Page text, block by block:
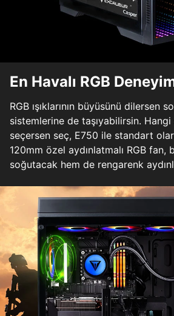
En Havalı RGB
RGB ışıklarının büyüsünü dilersen
sistemlerine de taşıyabilirsin.
seçersen seç, E750 ile standart
120mm özel aydınlatmalı RGB fan,
soğutacak hem de rengarenk